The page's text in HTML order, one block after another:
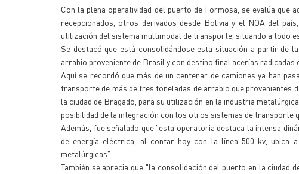
Con la plena operatividad del puerto de Formosa, se evalúa que
recepcionados, otros derivados desde Bolivia y el NOA del
utilización del sistema multimodal de transporte, situando a todo
Se destacó que está consolidándose esta situación a partir
arrabio proveniente de Brasil y con destino final acerías radicadas
Aquí se recordó que más de un centenar de camiones ya han
transporte de más de tres toneladas de arrabio que provenientes
la ciudad de Bragado, para su utilización en la industria
posibilidad de la integración con los otros sistemas de transporte
Además, fue señalado que "esta operatoria destaca la intensa
de energía eléctrica, al contar hoy con la línea 500 kv, ubica
metalúrgicas".
También se aprecia que "la consolidación del puerto en la